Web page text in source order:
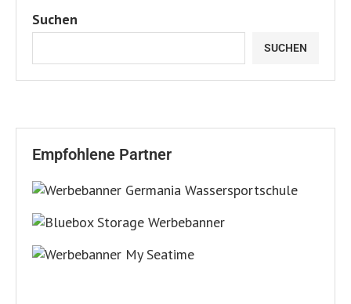
Suchen
SUCHEN
Empfohlene Partner